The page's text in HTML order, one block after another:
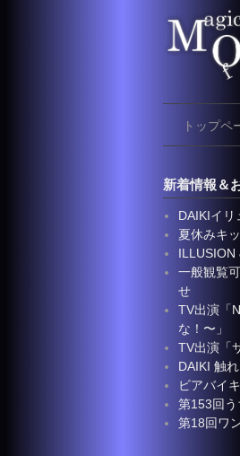
トップペ
新着情報＆
DAIKIイリ
夏休みキ
ILLUSION
一般観覧
せ
TV出演「
な！〜」
TV出演「
DAIKI 触
ビアバイ
第153回う
第18回ワ